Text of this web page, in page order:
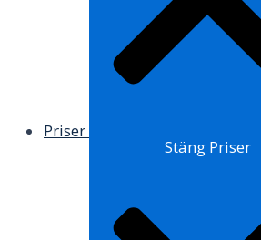
Priser
Stäng Priser